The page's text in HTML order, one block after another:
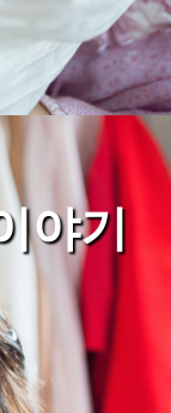
야기